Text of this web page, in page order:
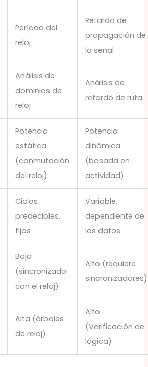
Período del
reloj
Retardo de
propagación de
la señal
Análisis de
dominios de
reloj
Análisis de
retardo de ruta
Potencia
estática
(conmutación
del reloj)
Potencia
dinámica
(basada en
actividad)
Ciclos
predecibles,
fijos
Variable,
dependiente de
los datos
Bajo
(sincronizado
con el reloj)
Alto (requiere
sincronizadores)
Alta (árboles
de reloj)
Alto
(Verificación de
lógica)